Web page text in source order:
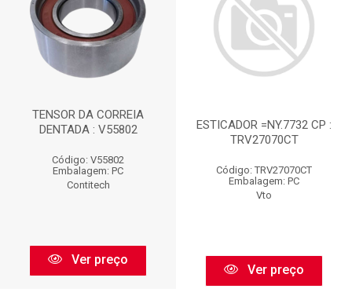
TENSOR DA CORREIA
DENTADA : V55802
Código: V55802
Embalagem: PC
Contitech
Ver preço
ESTICADOR =NY.7732 CP :
TRV27070CT
Código: TRV27070CT
Embalagem: PC
Vto
Ver preço